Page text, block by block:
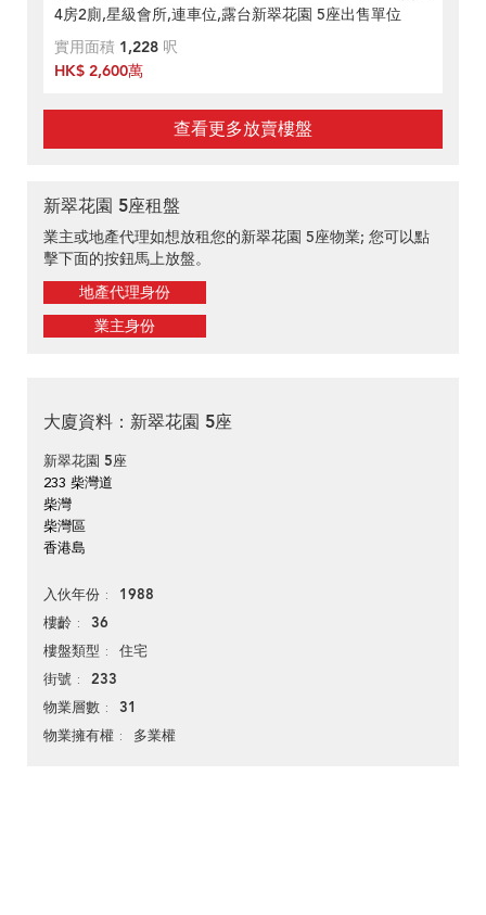
4房2廁,星級會所,連車位,露台新翠花園 5座出售單位
實用面積 1,228 呎
HK$ 2,600萬
查看更多放賣樓盤
新翠花園 5座租盤
業主或地產代理如想放租您的新翠花園 5座物業; 您可以點
擊下面的按鈕馬上放盤。
地產代理身份
業主身份
大廈資料：新翠花園 5座
新翠花園 5座
233 柴灣道
柴灣
柴灣區
香港島
入伙年份 1988
樓齡 36
樓盤類型 住宅
街號 233
物業層數 31
物業擁有權 多業權